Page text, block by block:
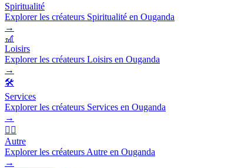
Spiritualité
Explorer les créateurs Spiritualité en Ouganda
→
🎢
Loisirs
Explorer les créateurs Loisirs en Ouganda
→
🛠️
Services
Explorer les créateurs Services en Ouganda
→
🧜‍♂️
Autre
Explorer les créateurs Autre en Ouganda
→